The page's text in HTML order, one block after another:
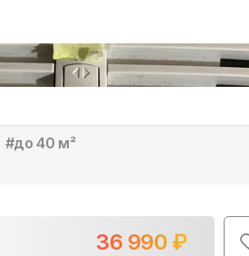
#до 40 м²
36 990 ₽